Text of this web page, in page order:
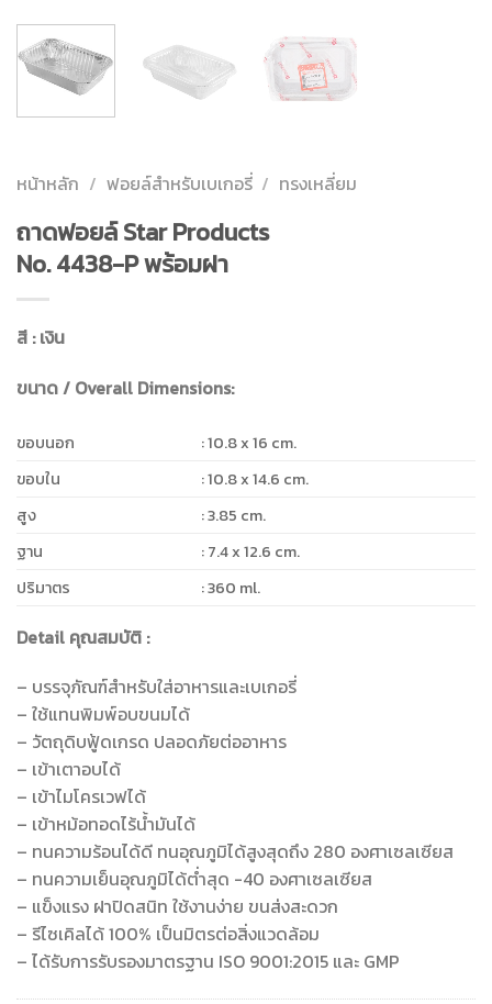
หน้าหลัก / ฟอยล์สำหรับเบเกอรี่ / ทรงเหลี่ยม
ถาดฟอยล์ Star Products
No. 4438-P พร้อมฝา
สี : เงิน
ขนาด / Overall Dimensions:
ขอบนอก
: 10.8 x 16 cm.
ขอบใน
: 10.8 x 14.6 cm.
สูง
: 3.85 cm.
ฐาน
: 7.4 x 12.6 cm.
ปริมาตร
: 360 ml.
Detail คุณสมบัติ :
– บรรจุภัณฑ์สำหรับใส่อาหารและเบเกอรี่
– ใช้แทนพิมพ์อบขนมได้
– วัตถุดิบฟู้ดเกรด ปลอดภัยต่ออาหาร
– เข้าเตาอบได้
– เข้าไมโครเวฟได้
– เข้าหม้อทอดไร้น้ำมันได้
– ทนความร้อนได้ดี ทนอุณภูมิได้สูงสุดถึง 280 องศาเซลเซียส
– ทนความเย็นอุณภูมิได้ต่ำสุด -40 องศาเซลเซียส
– แข็งแรง ฝาปิดสนิท ใช้งานง่าย ขนส่งสะดวก
– รีไซเคิลได้ 100% เป็นมิตรต่อสิ่งแวดล้อม
– ได้รับการรับรองมาตรฐาน ISO 9001:2015 และ GMP